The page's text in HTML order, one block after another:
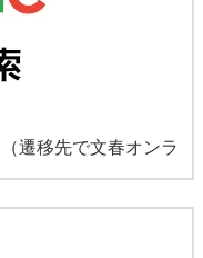
（遷移先で文春オンラ